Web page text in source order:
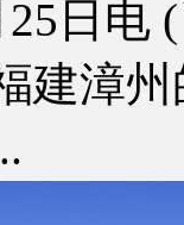
日电
建漳